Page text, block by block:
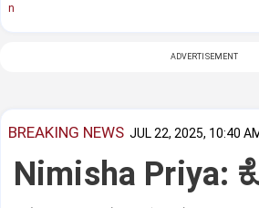
n
ADVERTISEMENT
BREAKING NEWS JUL 22, 2025, 10:40
Nimisha Priya: